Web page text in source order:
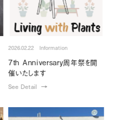
2026.02.22 Information
7th Anniversary周年祭を開
催いたします
See Detail